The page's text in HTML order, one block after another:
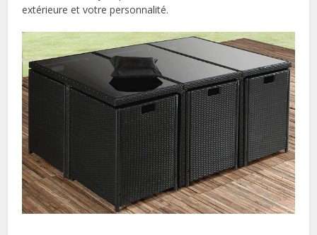
extérieure et votre personnalité.